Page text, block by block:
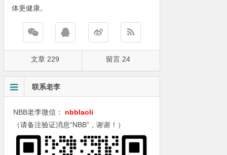
体更健康。
文章 229 留言 24
联系老李
NBB老李微信： nbblaoli
（请备注验证消息“NBB”，谢谢！）